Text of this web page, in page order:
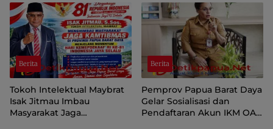
Papua Pegunungan
Berita
Tokoh Intelektual Maybrat
Isak Jitmau Imbau
Masyarakat Jaga
Berita
Pemprov Papua Barat Daya
Gelar Sosialisasi dan
Pendaftaran Akun IKM OAP